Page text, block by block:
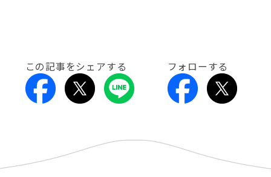
この記事をシェアする フォローする